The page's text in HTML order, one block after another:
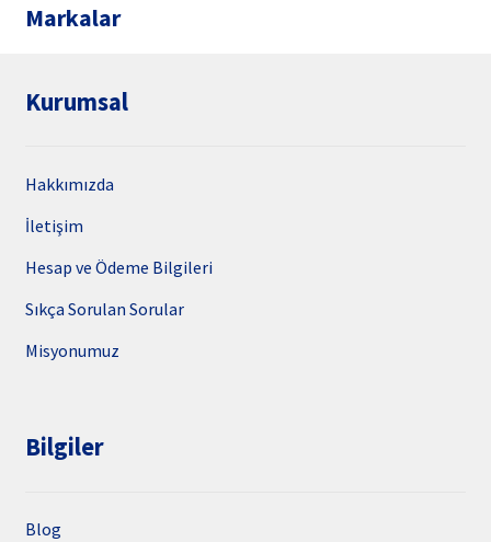
Markalar
Kurumsal
Hakkımızda
İletişim
Hesap ve Ödeme Bilgileri
Sıkça Sorulan Sorular
Misyonumuz
Bilgiler
Blog